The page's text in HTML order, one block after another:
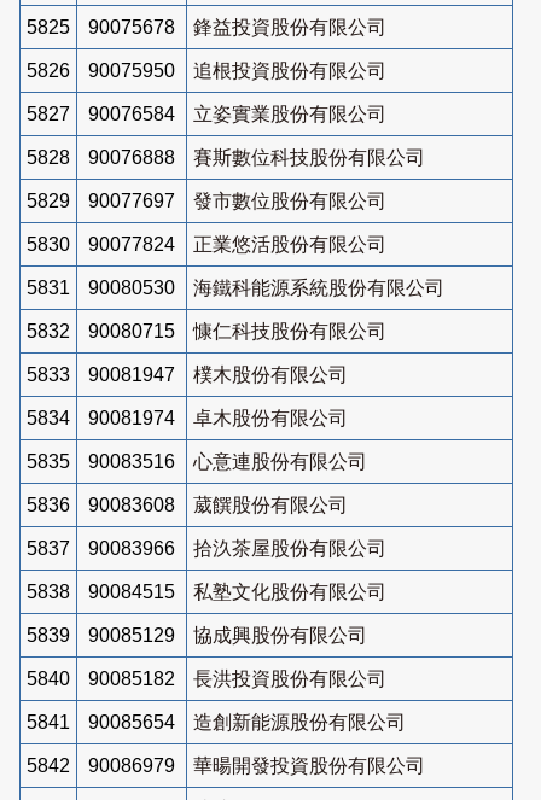
5825 90075678 鋒益投資股份有限公司
5826 90075950 追根投資股份有限公司
5827 90076584 立姿實業股份有限公司
5828 90076888 賽斯數位科技股份有限公司
5829 90077697 發市數位股份有限公司
5830 90077824 正業悠活股份有限公司
5831 90080530 海鐵科能源系統股份有限公司
5832 90080715 慷仁科技股份有限公司
5833 90081947 樸木股份有限公司
5834 90081974 卓木股份有限公司
5835 90083516 心意連股份有限公司
5836 90083608 葳饌股份有限公司
5837 90083966 拾汣茶屋股份有限公司
5838 90084515 私塾文化股份有限公司
5839 90085129 協成興股份有限公司
5840 90085182 長洪投資股份有限公司
5841 90085654 造創新能源股份有限公司
5842 90086979 華暘開發投資股份有限公司